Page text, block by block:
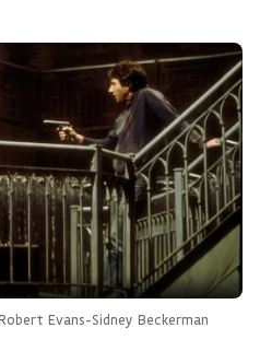
Evans-Sidney Beckerman